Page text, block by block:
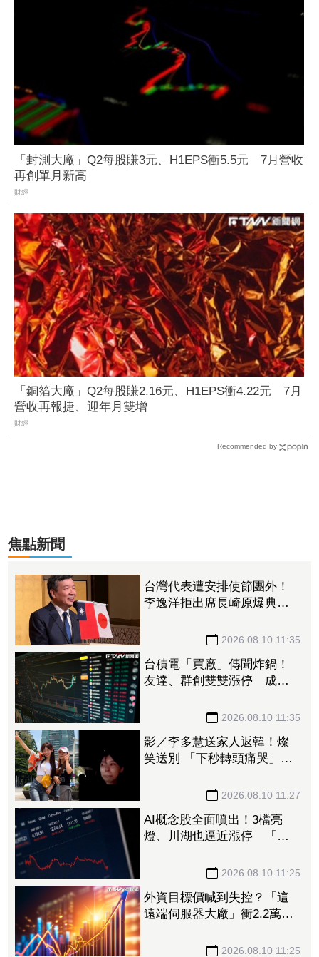
「封測大廠」Q2每股賺3元、H1EPS衝5.5元 7月營收
再創單月新高
財經
「銅箔大廠」Q2每股賺2.16元、H1EPS衝4.22元 7月
營收再報捷、迎年月雙增
財經
Recommended by
焦點新聞
台灣代表遭安排使節團外！
李逸洋拒出席長崎原爆典
2026.08.10 11:35
台積電「買廠」傳聞炸鍋！
友達、群創雙雙漲停 成交
2026.08.10 11:35
影／李多慧送家人返韓！燦
笑送別 「下秒轉頭痛哭」惹
2026.08.10 11:27
AI概念股全面噴出！3檔亮
燈、川湖也逼近漲停 「這
2026.08.10 11:25
外資目標價喊到失控？「這
遠端伺服器大廠」衝2.2萬、
2026.08.10 11:25